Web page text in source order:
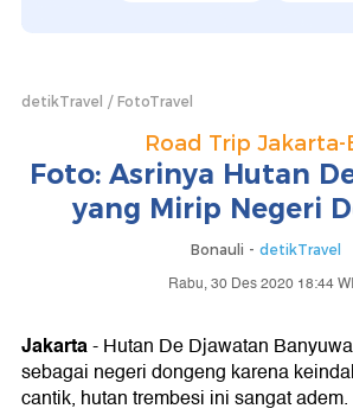
detikTravel FotoTravel
Road Trip Jakarta-
Foto: Asrinya Hutan
yang Mirip Negeri
Bonauli - detikTravel
Rabu, 30 Des 2020 18:44
Jakarta- Hutan De Djawatan
sebagai negeri dongeng karena
cantik, hutan trembesi ini sangat adem.